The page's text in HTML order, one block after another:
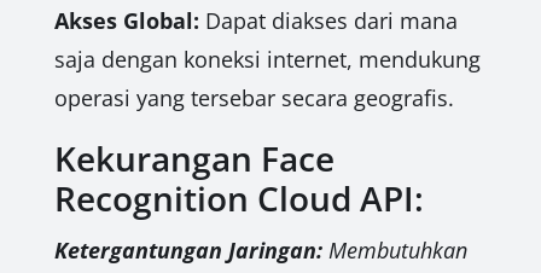
Akses Global: Dapat diakses dari mana
saja dengan koneksi internet, mendukung
operasi yang tersebar secara geografis.
Kekurangan Face
Recognition Cloud API:
Ketergantungan Jaringan:Membutuhkan